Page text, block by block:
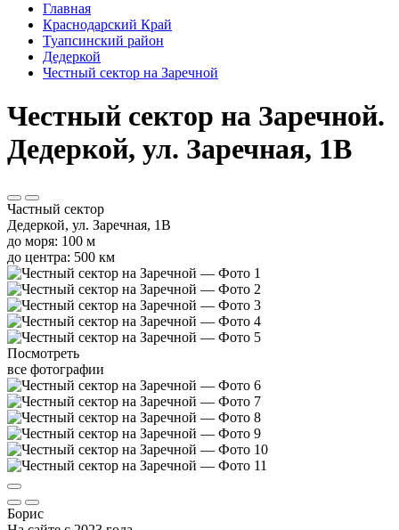
Главная
Краснодарский Край
Туапсинский район
Дедеркой
Честный сектор на Заречной
Честный сектор на Заречной.
Дедеркой, ул. Заречная, 1В
Частный сектор
Дедеркой, ул. Заречная, 1В
до моря: 100 м
до центра: 500 км
Посмотреть
все фотографии
Борис